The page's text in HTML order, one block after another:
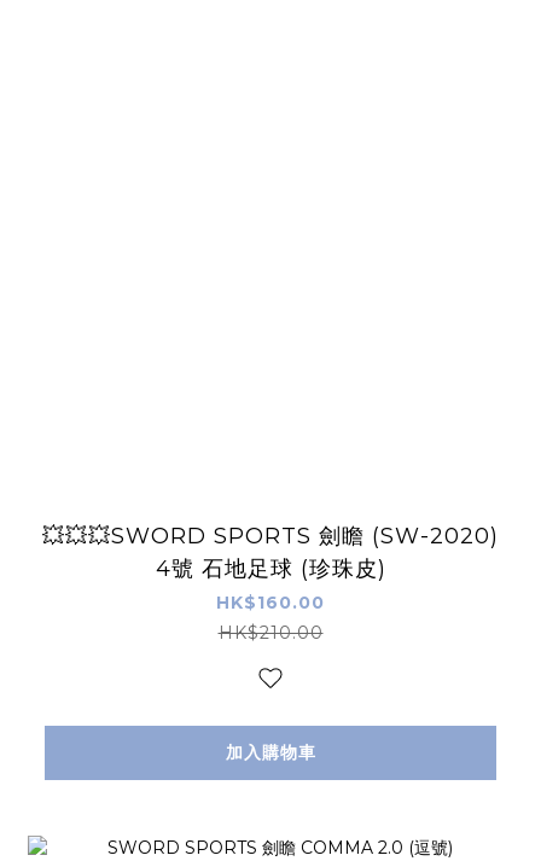
💥💥💥SWORD SPORTS 劍瞻 (SW-2020)
4號 石地足球 (珍珠皮)
HK$160.00
HK$210.00
加入購物車